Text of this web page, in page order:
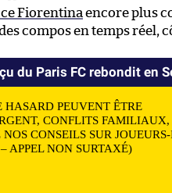
Fiorentina encore plus
compos en temps réel,
du Paris FC rebondit en
HASARD PEUVENT ÊTRE
CONFLITS FAMILIAUX,
CONSEILS SUR
APPEL NON SURTAXÉ)